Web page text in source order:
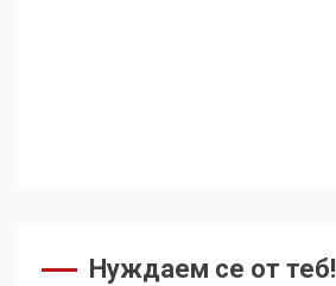
Нуждаем се от теб!